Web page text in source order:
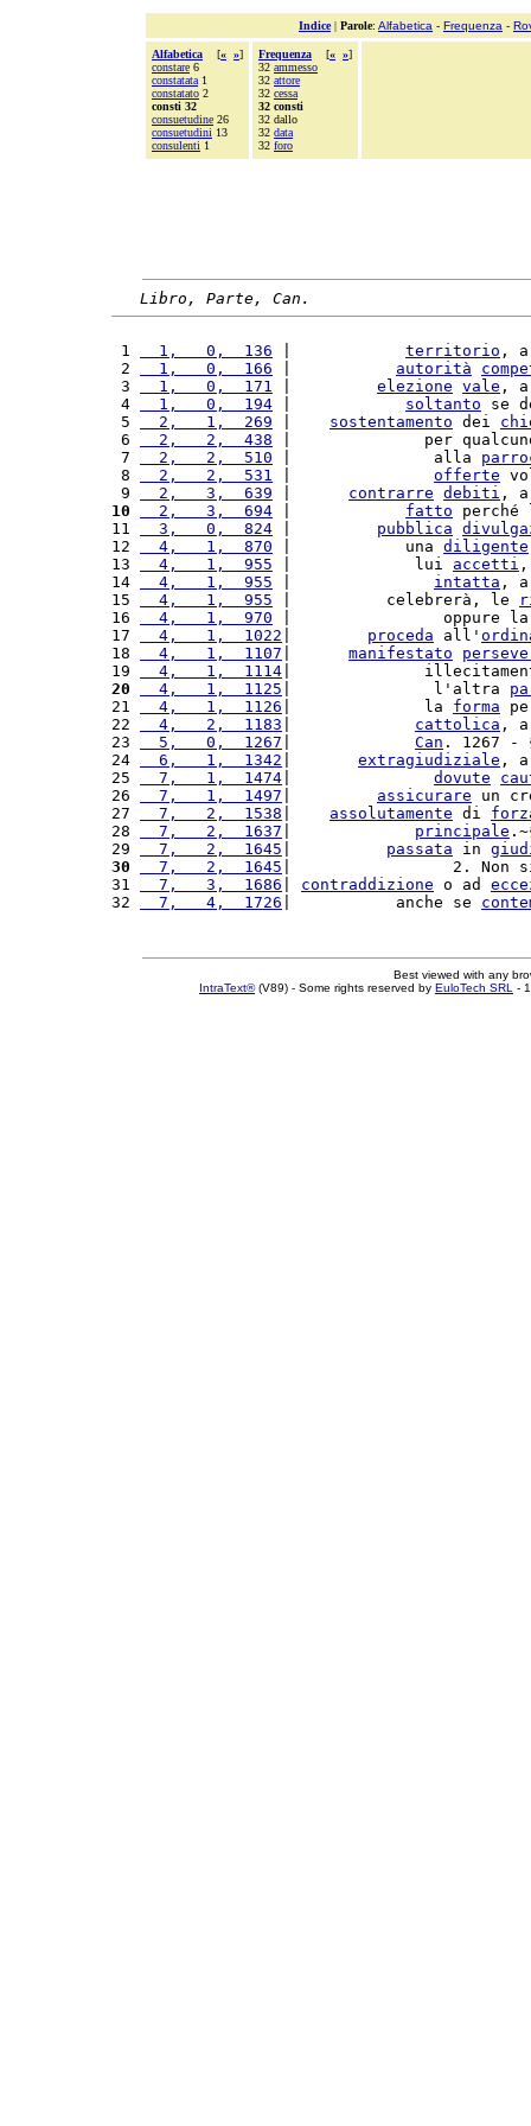
Indice| Parole: Alfabetica - Frequenza -
Alfabetica [« »]
constare 6
constatata 1
constatato 2
consti 32
consuetudine 26
consuetudini 13
consulenti 1
Frequenza [« »]
32 ammesso
32 attore
32 cessa
32 consti
32 dallo
32 data
32 foro
Libro, Parte, Can.
1
  1,   0,  136
territorio , a
2
  1,   0,  166
autorità
3
  1,   0,  171
elezione vale , a
4
  1,   0,  194
soltanto se
5
  2,   1,  269
sostentamento dei
6
  2,   2,  438
|              per
7
  2,   2,  510
|               alla
8
  2,   2,  531
offerte
9
  2,   3,  639
contrarre debiti , a
10
  2,   3,  694
fatto
11
  3,   0,  824
pubblica
12
  4,   1,  870
|            una diligente
13
  4,   1,  955
|             lui accetti
14
  4,   1,  955
intatta , a
15
  4,   1,  955
|          celebrerà, le
16
  4,   1,  970
|                oppure
17
  4,   1,  1022
proceda all'
18
  4,   1,  1107
manifestato
19
  4,   1,  1114
|
20
  4,   1,  1125
|               l'altra
21
  4,   1,  1126
|              la forma
22
  4,   2,  1183
cattolica , a
23
  5,   0,  1267
Can . 1267 -
24
  6,   1,  1342
extragiudiziale , a
25
  7,   1,  1474
dovute
26
  7,   1,  1497
assicurare un
27
  7,   2,  1538
assolutamente di
28
  7,   2,  1637
principale
29
  7,   2,  1645
passata in
30
  7,   2,  1645
|                 2. Non
31
  7,   3,  1686
contraddizione o ad
32
  7,   4,  1726
|           anche se
Best viewed with any
IntraText®(V89) - Some rights reserved by EuloTech SRL -